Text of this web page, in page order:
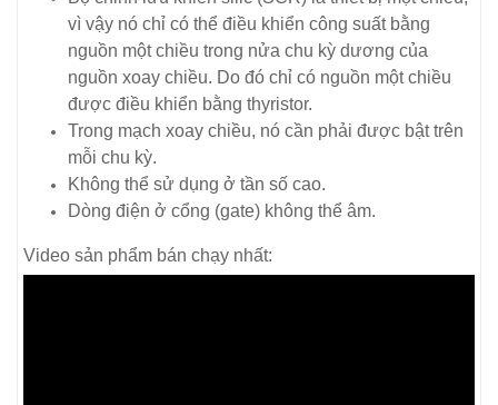
vì vậy nó chỉ có thể điều khiển công suất bằng
nguồn một chiều trong nửa chu kỳ dương của
nguồn xoay chiều. Do đó chỉ có nguồn một chiều
được điều khiển bằng thyristor.
Trong mạch xoay chiều, nó cần phải được bật trên
mỗi chu kỳ.
Không thể sử dụng ở tần số cao.
Dòng điện ở cổng (gate) không thể âm.
Video sản phẩm bán chạy nhất: